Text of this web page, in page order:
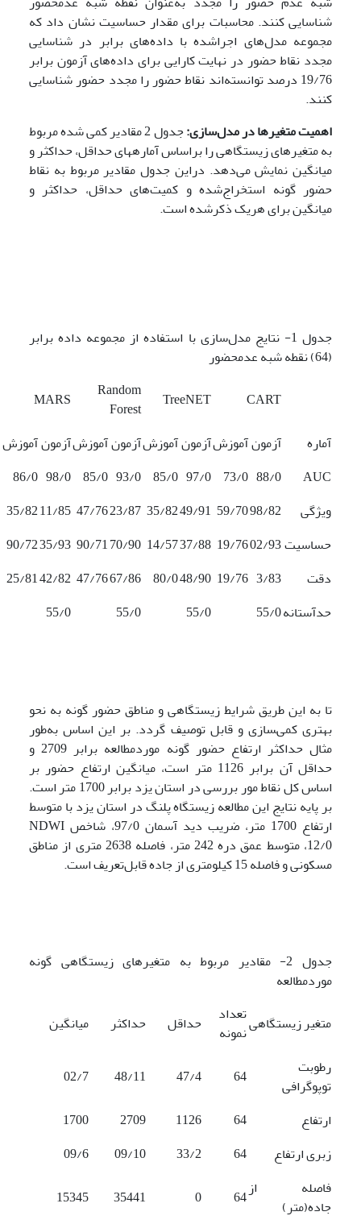
شناسایی کنند. محاسبات برای مقدار حساسیت نشان داد که
مجموعه مدل‌های اجراشده با داده‌های برابر در شناسایی
مجدد نقاط حضور در نهایت کارایی برای داده‌های آزمون برابر
19/76 درصد توانسته‌اند نقاط حضور را مجدد حضور شناسایی
کنند.
اهمیت متغیرها در مدل‌سازی:
جدول 2 مقادیر کمی شده مربوط
به متغیرهای زیستگاهی را براساس آمار‌ههای حداقل، حداکثر و
میانگین نمایش می‌دهد. دراین جدول مقادیر مربوط به نقاط
حضور گونه استخراج‌شده و کمیت‌های حداقل، حداکثر و
میانگین برای هریک ذکرشده است.
جدول 1- نتایج مدل‌سازی با استفاده از مجموعه داده برابر
(64) نقطه شبه عدم­حضور
CART
TreeNET
Random
Forest
MARS
آماره
آزمونآموزشآزمونآموزشآزمونآموزشآزمونآموزش
AUC
88/0
73/0
97/0
85/0
93/0
85/0
98/0
86/0
ویژگی
98/82
59/70
49/91
35/82
23/87
47/76
11/85
35/82
حساسیت02/93
19/76
37/88
14/57
70/90
90/71
35/93
90/72
دقت
3/83
19/76
48/90
80/0
67/86
47/76
42/82
25/81
حدآستانه55/0
55/0
55/0
55/0
تا به این طریق شرایط زیستگاهی و مناطق حضور گونه به نحو
بهتری کمی‌‍سازی و قابل توصیف گردد. بر این اساس به‌طور
مثال حداکثر ارتفاع حضور گونه موردمطالعه برابر 2709 و
حداقل آن برابر 1126 متر است، میانگین ارتفاع حضور بر
اساس کل نقاط مور بررسی در استان یزد برابر 1700 متر است.
بر پایه نتایج این مطالعه زیستگاه پلنگ در استان یزد با متوسط
ارتفاع 1700 متر، ضریب دید آسمان 97/0، شاخص NDWI
12/0، متوسط عمق دره 242 متر، فاصله 2638 متری از مناطق
مسکونی و فاصله 15 کیلومتری از جاده قابل‌تعریف است.
جدول 2- مقادیر مربوط به متغیرهای زیستگاهی گونه
موردمطالعه
متغیر زیستگاهیتعداد
نمونه
حداقل حداکثر
میانگین
رطوبت
توپوگرافی
64
47/4
48/11
02/7
ارتفاع
64
1126
2709
1700
زبری ارتفاع
64
33/2
09/10
09/6
فاصله از
جاده(متر)
64
0
35441
15345